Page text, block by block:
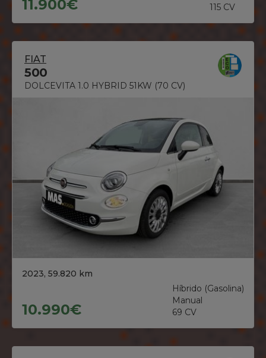
11.900€
115 CV
FIAT
500
DOLCEVITA 1.0 HYBRID 51KW (70 CV)
2023, 59.820 km
10.990€
Híbrido (Gasolina)
Manual
69 CV